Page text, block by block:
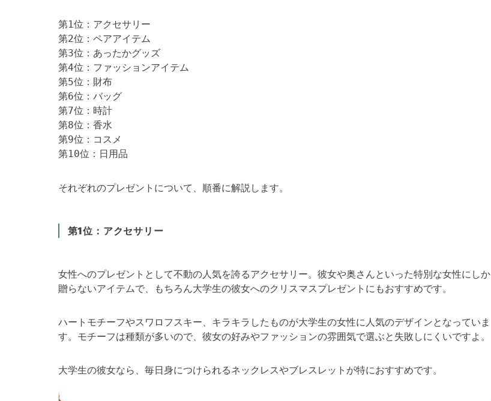
第1位：アクセサリー
第2位：ペアアイテム
第3位：あったかグッズ
第4位：ファッションアイテム
第5位：財布
第6位：バッグ
第7位：時計
第8位：香水
第9位：コスメ
第10位：日用品
それぞれのプレゼントについて、順番に解説します。
第1位：アクセサリー
女性へのプレゼントとして不動の人気を誇るアクセサリー。彼女や奥さんといった特別な女性にしか
贈らないアイテムで、もちろん大学生の彼女へのクリスマスプレゼントにもおすすめです。
ハートモチーフやスワロフスキー、キラキラしたものが大学生の女性に人気のデザインとなっていま
す。モチーフは種類が多いので、彼女の好みやファッションの雰囲気で選ぶと失敗しにくいですよ。
大学生の彼女なら、毎日身につけられるネックレスやブレスレットが特におすすめです。